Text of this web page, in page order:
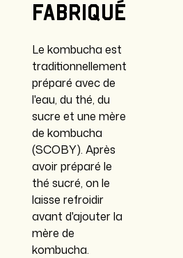
fabriqué
Le kombucha est
traditionnellement
préparé avec de
l'eau, du thé, du
sucre et une mère
de kombucha
(SCOBY). Après
avoir préparé le
thé sucré, on le
laisse refroidir
avant d'ajouter la
mère de
kombucha.